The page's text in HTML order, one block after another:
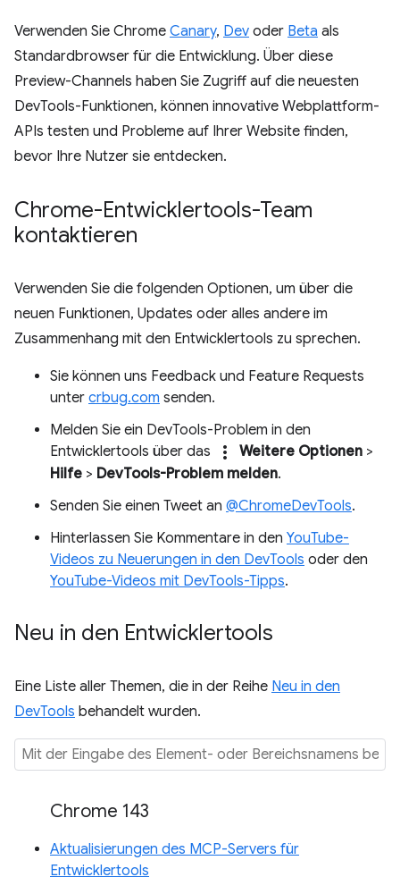
Verwenden Sie Chrome Canary, Dev oder Beta als
Standardbrowser für die Entwicklung. Über diese
Preview-Channels haben Sie Zugriff auf die neuesten
DevTools-Funktionen, können innovative Webplattform-
APIs testen und Probleme auf Ihrer Website finden,
bevor Ihre Nutzer sie entdecken.
Chrome-Entwicklertools-Team
kontaktieren
Verwenden Sie die folgenden Optionen, um über die
neuen Funktionen, Updates oder alles andere im
Zusammenhang mit den Entwicklertools zu sprechen.
Sie können uns Feedback und Feature Requests
unter crbug.com senden.
Melden Sie ein DevTools-Problem in den
Entwicklertools über das
more_vert Weitere Optionen >
Hilfe > DevTools-Problem melden.
Senden Sie einen Tweet an @ChromeDevTools.
Hinterlassen Sie Kommentare in den YouTube-
Videos zu Neuerungen in den DevTools oder den
YouTube-Videos mit DevTools-Tipps.
Neu in den Entwicklertools
Eine Liste aller Themen, die in der Reihe Neu in den
DevTools behandelt wurden.
Chrome 143
Aktualisierungen des MCP-Servers für
Entwicklertools